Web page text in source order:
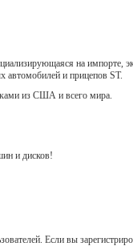
на импорте,
автомобилей и прицепов ST.
из США и всего мира.
и дисков!
Если вы